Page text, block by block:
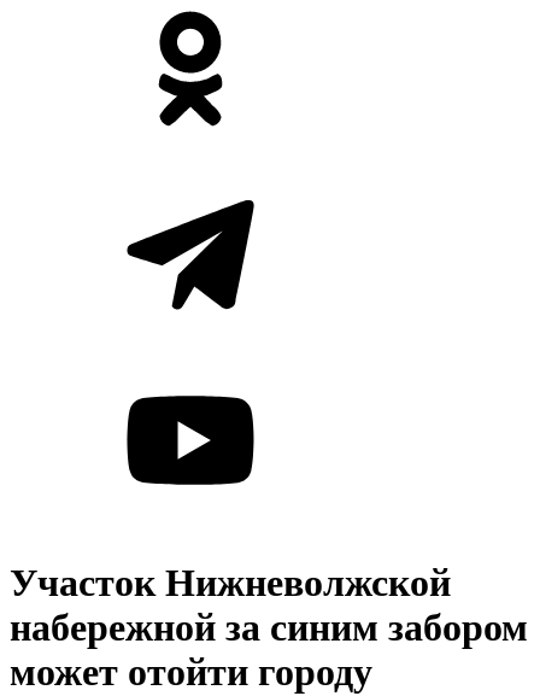
Участок Нижневолжской
набережной за синим забором
может отойти городу